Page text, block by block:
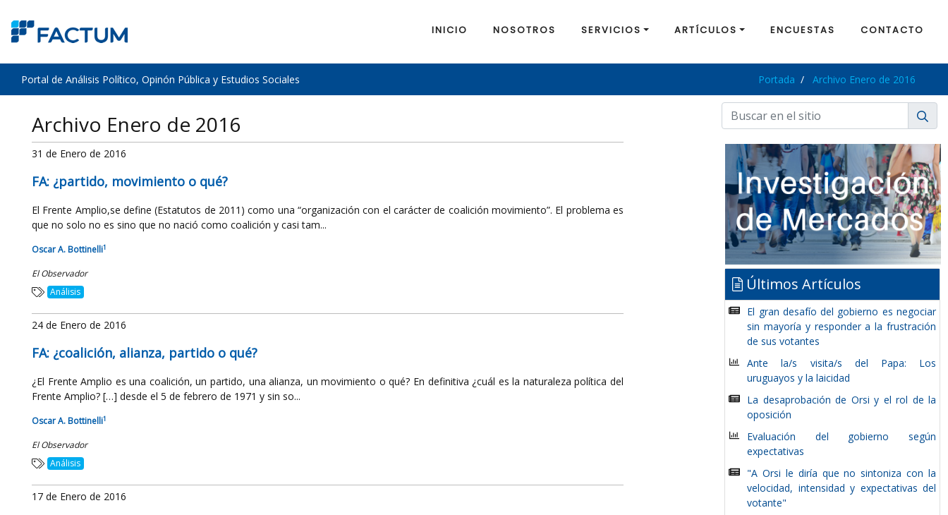
INICIO NOSOTROS SERVICIOS ARTÍCULOS ENCUESTAS CONTACTO
Portal de Análisis Político, Opinón Pública y Estudios Sociales Portada Archivo Enero de 2016
Archivo Enero de 2016
31 de Enero de 2016
FA: ¿partido, movimiento o qué?
El Frente Amplio,se define (Estatutos de 2011) como una “organización con el carácter de coalición movimiento”. El problema es
que no solo no es sino que no nació como coalición y casi tam...
Oscar A. Bottinelli1
El Observador
Análisis
24 de Enero de 2016
FA: ¿coalición, alianza, partido o qué?
¿El Frente Amplio es una coalición, un partido, una alianza, un movimiento o qué? En definitiva ¿cuál es la naturaleza política del
Frente Amplio? […] desde el 5 de febrero de 1971 y sin so...
Oscar A. Bottinelli1
El Observador
Análisis
17 de Enero de 2016
Últimos Artículos
El gran desafío del gobierno es negociar
sin mayoría y responder a la frustración
de sus votantes
Ante la/s visita/s del Papa: Los
uruguayos y la laicidad
La desaprobación de Orsi y el rol de la
oposición
Evaluación del gobierno según
expectativas
"A Orsi le diría que no sintoniza con la
velocidad, intensidad y expectativas del
votante"